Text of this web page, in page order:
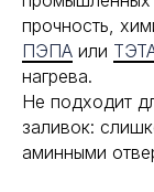
прочность,
ПЭПА или
нагрева.
Не подходит
заливок:
аминными